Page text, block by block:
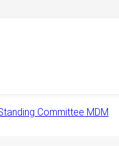
Committee MDM